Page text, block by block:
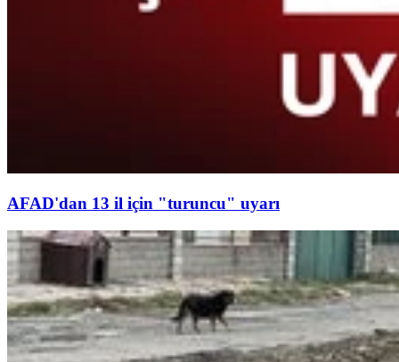
AFAD'dan 13 il için "turuncu" uyarı